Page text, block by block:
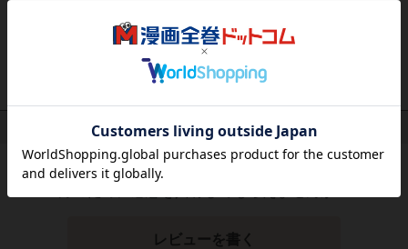
作品レビュー （関連商品を含む）
この作品にはまだレビューがありません。 今後読まれる
レビューを書く